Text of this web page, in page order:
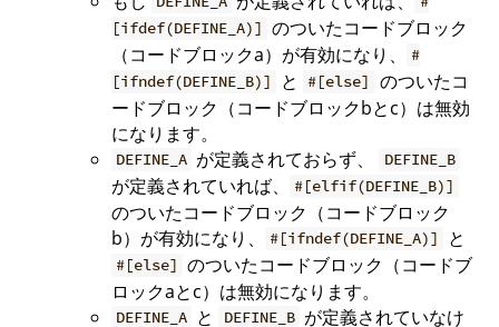
[ifdef(DEFINE_A)] のついたコードブロック
（コードブロックa）が有効になり、
#
[ifndef(DEFINE_B)]
と #[else]
のついたコ
ードブロック（コードブロックbとc）は無効
になります。
DEFINE_A が定義されておらず、 DEFINE_B
が定義されていれば、 #[elfif(DEFINE_B)]
のついたコードブロック（コードブロック
b）が有効になり、
#[ifndef(DEFINE_A)] と
#[else] のついたコードブロック（コードブ
ロックaとc）は無効になります。
DEFINE_A と DEFINE_B が定義されていなけ